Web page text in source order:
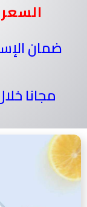
السعر 349 ج بدلاً من
ضمان
مجانا خلال 14 يوم من تاريخ